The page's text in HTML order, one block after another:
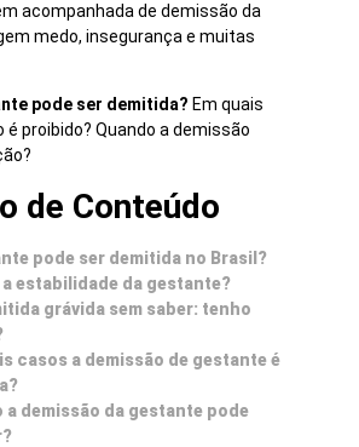
acompanhada de demissão da
medo, insegurança e muitas
pode ser demitida? Em quais
proibido? Quando a demissão
de Conteúdo
pode ser demitida no Brasil?
a estabilidade da gestante?
grávida sem saber: tenho
casos a demissão de gestante é
a demissão da gestante pode